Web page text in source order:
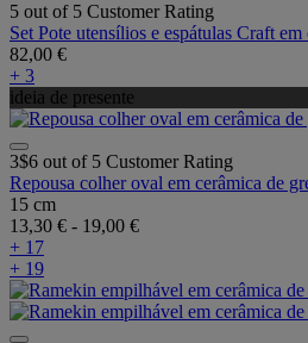
5 out of 5 Customer Rating
Set Pote utensílios e espátulas Craft em
82,00 €
+ 3
ideia de presente
3$6 out of 5 Customer Rating
Repousa colher oval em cerâmica de
15 cm
13,30 € - 19,00 €
+ 17
+ 19